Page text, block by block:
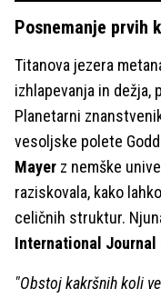
Posnemanje prvih
Titanova jezera
izhlapevanja in dežja,
Planetarni
vesoljske polete
Mayer z nemške
raziskovala, kako
celičnih struktur.
International
"Obstoj kakršnih koli